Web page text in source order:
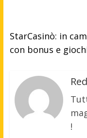
StarCasinò: in
con bonus e
Red
!